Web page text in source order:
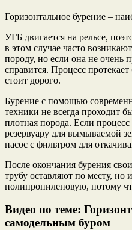
Горизонтальное бурение –
УГБ двигается на рельсе,
в этом случае часто
породу, но если она не очень
справится. Процесс
стоит дорого.
Бурение с помощью
техники не всегда проходит
плотная порода. Если
резервуару для вымываемой
насос с фильтром для
После окончания бурения
трубу оставляют по месту, но
полипропиленовую, потому
Видео по теме:
самодельным буром